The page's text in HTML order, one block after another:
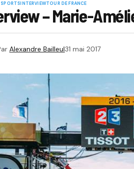
INTERVIEWTOUR DE FRANCE
– Marie-
Alexandre Bailleul31 mai 2017